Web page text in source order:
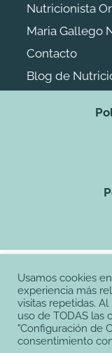
Nutricionista
Maria Gallego
Contacto
Blog de
Usamos cookies
experiencia más
visitas repetidas.
uso de TODAS las
"Configuración de
consentimiento